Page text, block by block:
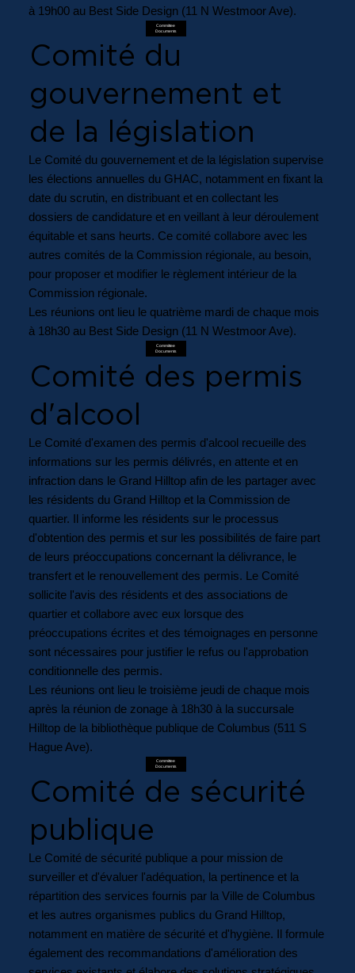
à 19h00 au Best Side Design (11 N Westmoor Ave).
Committee
Documents
Comité du
gouvernement et
de la législation
Le Comité du gouvernement et de la législation supervise
les élections annuelles du GHAC, notamment en fixant la
date du scrutin, en distribuant et en collectant les
dossiers de candidature et en veillant à leur déroulement
équitable et sans heurts. Ce comité collabore avec les
autres comités de la Commission régionale, au besoin,
pour proposer et modifier le règlement intérieur de la
Commission régionale.
Les réunions ont lieu le quatrième mardi de chaque mois
à 18h30 au Best Side Design (11 N Westmoor Ave).
Committee
Documents
Comité des permis
d'alcool
Le Comité d'examen des permis d'alcool recueille des
informations sur les permis délivrés, en attente et en
infraction dans le Grand Hilltop afin de les partager avec
les résidents du Grand Hilltop et la Commission de
quartier. Il informe les résidents sur le processus
d'obtention des permis et sur les possibilités de faire part
de leurs préoccupations concernant la délivrance, le
transfert et le renouvellement des permis. Le Comité
sollicite l'avis des résidents et des associations de
quartier et collabore avec eux lorsque des
préoccupations écrites et des témoignages en personne
sont nécessaires pour justifier le refus ou l'approbation
conditionnelle des permis.
Les réunions ont lieu le troisième jeudi de chaque mois
après la réunion de zonage à 18h30 à la succursale
Hilltop de la bibliothèque publique de Columbus (511 S
Hague Ave).
Committee
Documents
Comité de sécurité
publique
Le Comité de sécurité publique a pour mission de
surveiller et d'évaluer l'adéquation, la pertinence et la
répartition des services fournis par la Ville de Columbus
et les autres organismes publics du Grand Hilltop,
notamment en matière de sécurité et d'hygiène. Il formule
également des recommandations d'amélioration des